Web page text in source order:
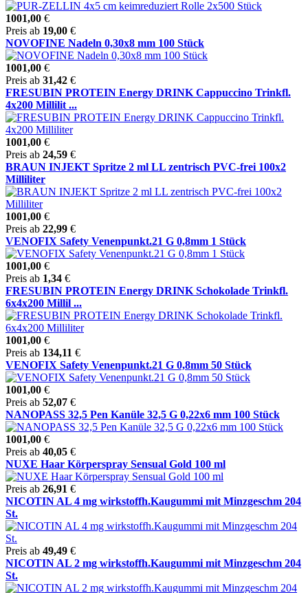
1001,00 €
Preis ab 19,00 €
NOVOFINE Nadeln 0,30x8 mm 100 Stück
1001,00 €
Preis ab 31,42 €
FRESUBIN PROTEIN Energy DRINK Cappuccino Trinkfl.
4x200 Millilit ...
1001,00 €
Preis ab 24,59 €
BRAUN INJEKT Spritze 2 ml LL zentrisch PVC-frei 100x2
Milliliter
1001,00 €
Preis ab 22,99 €
VENOFIX Safety Venenpunkt.21 G 0,8mm 1 Stück
1001,00 €
Preis ab 1,34 €
FRESUBIN PROTEIN Energy DRINK Schokolade Trinkfl.
6x4x200 Millil ...
1001,00 €
Preis ab 134,11 €
VENOFIX Safety Venenpunkt.21 G 0,8mm 50 Stück
1001,00 €
Preis ab 52,07 €
NANOPASS 32,5 Pen Kanüle 32,5 G 0,22x6 mm 100 Stück
1001,00 €
Preis ab 40,05 €
NUXE Haar Körperspray Sensual Gold 100 ml
Preis ab 26,91 €
NICOTIN AL 4 mg wirkstoffh.Kaugummi mit Minzgeschm 204
St.
Preis ab 49,49 €
NICOTIN AL 2 mg wirkstoffh.Kaugummi mit Minzgeschm 204
St.